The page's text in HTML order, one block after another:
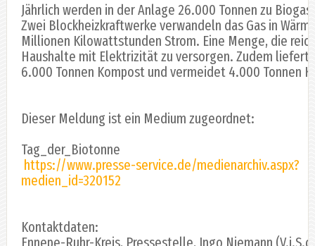
Jährlich werden in der Anlage 26.000 Tonnen zu
Zwei Blockheizkraftwerke verwandeln das Gas in
Millionen Kilowattstunden Strom. Eine Menge, die
Haushalte mit Elektrizität zu versorgen. Zudem liefert
6.000 Tonnen Kompost und vermeidet 4.000 Tonnen
Dieser Meldung ist ein Medium zugeordnet:
Tag_der_Biotonne
https://www.presse-service.de/medienarchiv.aspx?
medien_id=320152
Kontaktdaten:
Ennepe-Ruhr-Kreis, Pressestelle, Ingo Niemann